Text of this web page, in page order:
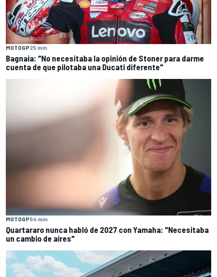
MOTOGP25 min
Bagnaia: "No necesitaba la opinión de Stoner para darme
cuenta de que pilotaba una Ducati diferente"
MOTOGP54 min
Quartararo nunca habló de 2027 con Yamaha: "Necesitaba
un cambio de aires"